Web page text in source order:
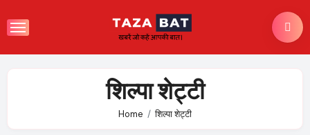
to
शिल्पा शेट्टी
Home शिल्पा शेट्टी